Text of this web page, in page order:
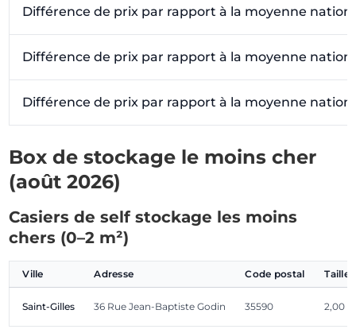
Différence de prix par rapport à la moyenne
Différence de prix par rapport à la moyenne
Différence de prix par rapport à la moyenne
Box de stockage le moins cher
(août 2026)
Casiers de self stockage les moins
chers (0–2 m²)
Ville Adresse Code postal Taille
Saint-Gilles 36 Rue Jean-Baptiste Godin 35590 2,00